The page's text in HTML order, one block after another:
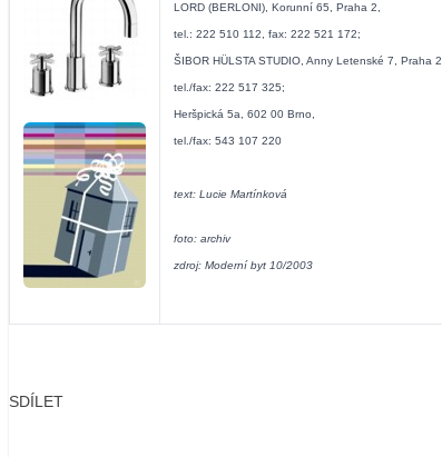
LORD (BERLONI), Korunní 65, Praha 2,
tel.: 222 510 112, fax: 222 521 172;
ŠIBOR HÜLSTA STUDIO, Anny Letenské 7, Praha 2,
tel./fax: 222 517 325;
Heršpická 5a, 602 00 Brno,
tel./fax: 543 107 220
text: Lucie Martínková
foto: archiv
zdroj: Moderní byt 10/2003
SDÍLET